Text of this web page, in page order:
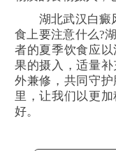
湖北武汉白癜风
食上要注意什么?
者的夏季饮食应
果的摄入，适量
外兼修，共同守
里，让我们以更
好。